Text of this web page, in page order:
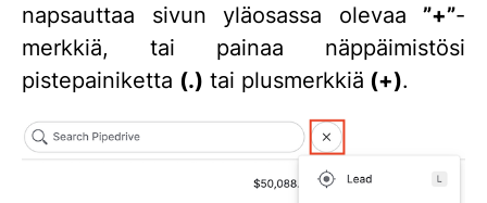
napsauttaa sivun yläosassa olevaa ”+”-
merkkiä, tai painaa näppäimistösi
pistepainiketta (.) tai plusmerkkiä (+).